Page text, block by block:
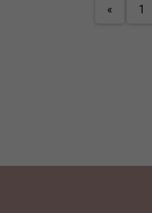
« 1